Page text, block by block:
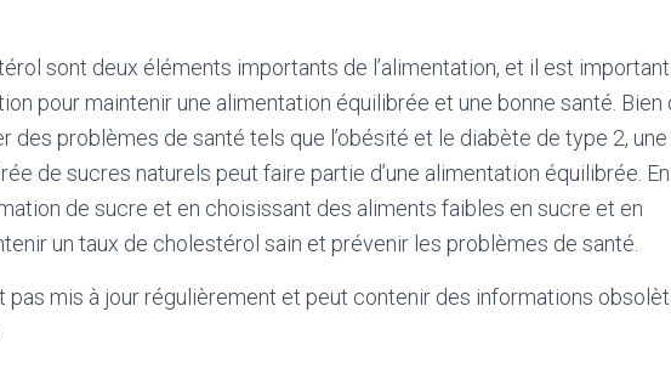
sont deux éléments importants de l’alimentation, et il est
pour maintenir une alimentation équilibrée et une bonne santé. Bien
des problèmes de santé tels que l’obésité et le diabète de type 2, une
de sucres naturels peut faire partie d’une alimentation équilibrée. En
de sucre et en choisissant des aliments faibles en sucre et en
un taux de cholestérol sain et prévenir les problèmes de santé.
pas mis à jour régulièrement et peut contenir des informations